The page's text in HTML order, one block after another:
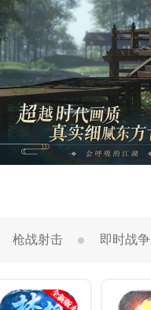
枪战射击 即时战争